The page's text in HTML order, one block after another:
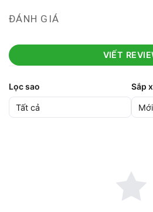
ĐÁNH GIÁ
VIẾT
Lọc sao Sắp